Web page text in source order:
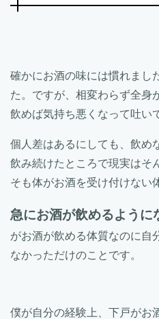
確かにお酒の味には慣れまし
た。ですが、相変わらず全身
飲めば気持ち悪くなって吐い
個人差はあるにしても、飲め
飲み続けたところで現実はそ
そも体がお酒を受け付けない
急にお酒が飲めるように
がお酒が飲める体質なのに自
なかっただけのことです。
僕が自分の経験上、下戸がお